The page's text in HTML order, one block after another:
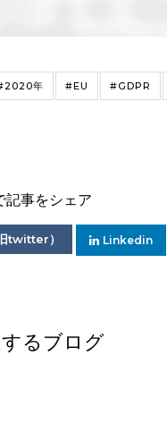
年 #EU #GDPR
記事をシェア
旧twitter） Linkedin
るブログ